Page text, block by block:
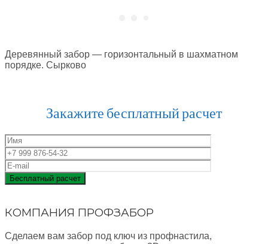
Деревянный забор — горизонтальный в шахматном
порядке. Сырково
Закажите бесплатный расчет
КОМПАНИЯ ПРОФЗАБОР
Сделаем вам забор под ключ из профнастила,